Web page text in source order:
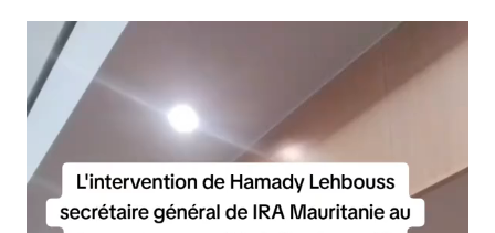
Lecteur
vidéo